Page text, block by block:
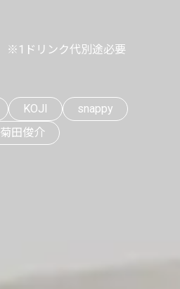
※1ドリンク代別途必要
KOJI
snappy
菊田俊介